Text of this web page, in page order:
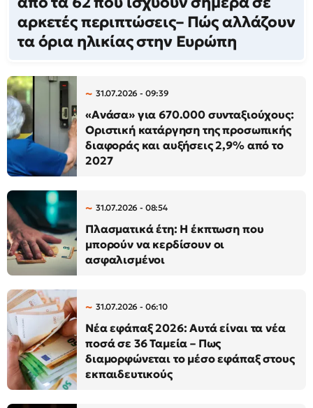
αρκετές περιπτώσεις– Πώς αλλάζουν
τα όρια ηλικίας στην Ευρώπη
31.07.2026 - 09:39
«Ανάσα» για 670.000 συνταξιούχους:
Οριστική κατάργηση της προσωπικής
διαφοράς και αυξήσεις 2,9% από το
2027
31.07.2026 - 08:54
Πλασματικά έτη: Η έκπτωση που
μπορούν να κερδίσουν οι
ασφαλισμένοι
31.07.2026 - 06:10
Νέα εφάπαξ 2026: Αυτά είναι τα νέα
ποσά σε 36 Ταμεία – Πως
διαμορφώνεται το μέσο εφάπαξ στους
εκπαιδευτικούς